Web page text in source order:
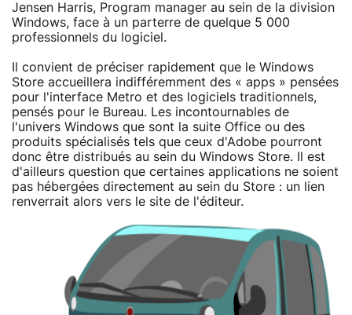
Jensen Harris, Program manager au sein de la division
Windows, face à un parterre de quelque 5 000
professionnels du logiciel.
Il convient de préciser rapidement que le Windows
Store accueillera indifféremment des « apps » pensées
pour l'interface Metro et des logiciels traditionnels,
pensés pour le Bureau. Les incontournables de
l'univers Windows que sont la suite Office ou des
produits spécialisés tels que ceux d'Adobe pourront
donc être distribués au sein du Windows Store. Il est
d'ailleurs question que certaines applications ne soient
pas hébergées directement au sein du Store : un lien
renverrait alors vers le site de l'éditeur.